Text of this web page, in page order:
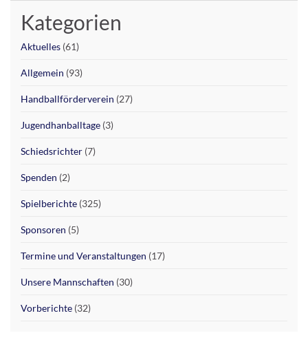
Kategorien
Aktuelles (61)
Allgemein (93)
Handballförderverein (27)
Jugendhanballtage (3)
Schiedsrichter (7)
Spenden (2)
Spielberichte (325)
Sponsoren (5)
Termine und Veranstaltungen (17)
Unsere Mannschaften (30)
Vorberichte (32)